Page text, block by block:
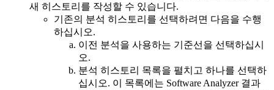
새 히스토리를 작성할 수 있습니다.
기존의 분석 히스토리를 선택하려면 다음을 수행
하십시오.
이전 분석을 사용하는 기준선을 선택하십시
오.
분석 히스토리 목록을 펼치고 하나를 선택하
십시오. 이 목록에는 Software Analyzer 결과